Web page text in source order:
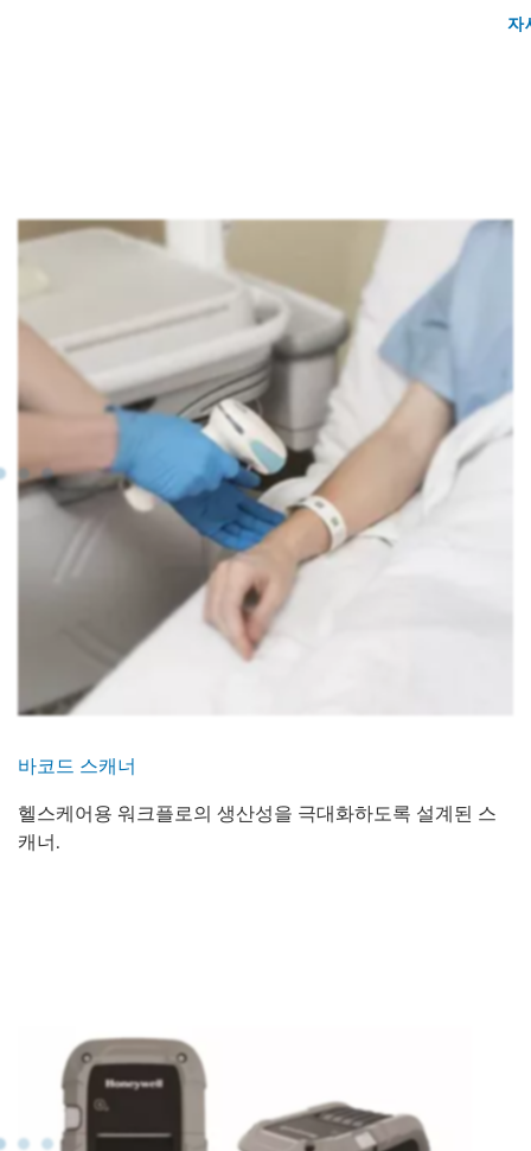
자
바코드 스캐너
헬스케어용 워크플로의 생산성을 극대화하도록 설계된 스
캐너.